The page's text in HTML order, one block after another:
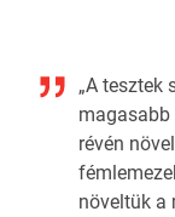
„A tesztek
magasabb
révén
növeltük a